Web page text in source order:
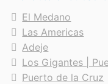
El Medano
Las Americas
Adeje
Los Gigantes |
Puerto de la Cruz